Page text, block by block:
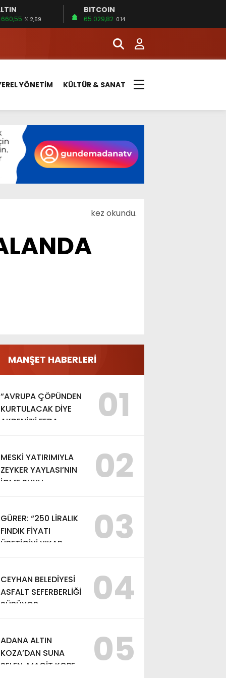
% 2,59
BITCOIN
65.029,82 0.14
YÖNETİM KÜLTÜR & SANAT
kez okundu.
MANŞET HABERLERİ
“AVRUPA ÇÖPÜNDEN
KURTULACAK DİYE
AKDENİZ’İ FEDA
01
MESKİ YATIRIMIYLA
ZEYKER YAYLASI’NIN
İÇME SUYU
02
GÜRER: “250 LİRALIK
FINDIK FİYATI
ÜRETİCİYİ YIKAR,
03
CEYHAN BELEDİYESİ
ASFALT SEFERBERLİĞİ
SÜRÜYOR
04
ADANA ALTIN
KOZA’DAN SUNA
SELEN, MACİT KOPER
05